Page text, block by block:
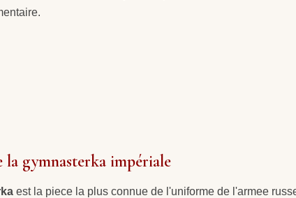
gymnasterka impériale
est la piece la plus connue de l'uniforme de l'armee